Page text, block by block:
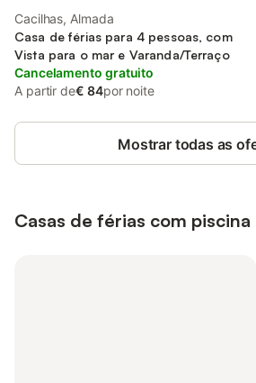
Cacilhas, Almada
Casa de férias para 4 pessoas, com
Vista para o mar e Varanda/Terraço
Cancelamento gratuito
A partir de€ 84por noite
Mostrar todas as
Casas de férias com piscina